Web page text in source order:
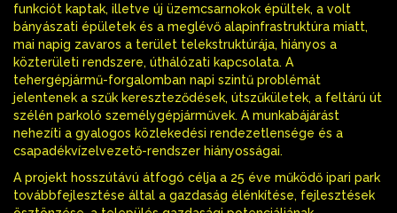
funkciót kaptak, illetve új üzemcsarnokok épültek, a volt
bányászati épületek és a meglévő alapinfrastruktúra miatt,
mai napig zavaros a terület telekstruktúrája, hiányos a
közterületi rendszere, úthálózati kapcsolata. A
tehergépjármű-forgalomban napi szintű problémát
jelentenek a szűk kereszteződések, útszűkületek, a feltárú út
szélén parkoló személygépjárművek. A munkabájárást
nehezíti a gyalogos közlekedési rendezetlensége és a
csapadékvízelvezető-rendszer hiányosságai.
A projekt hosszútávú átfogó célja a 25 éve működő ipari park
továbbfejlesztése által a gazdaság élénkítése, fejlesztések